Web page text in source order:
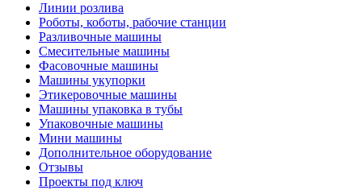
Линии розлива
Роботы, коботы, рабочие станции
Разливочные машины
Смесительные машины
Фасовочные машины
Машины укупорки
Этикеровочные машины
Машины упаковка в тубы
Упаковочные машины
Мини машины
Дополнительное оборудование
Отзывы
Проекты под ключ